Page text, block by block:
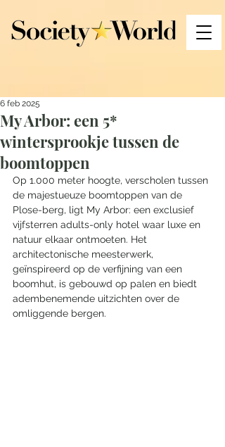
My Arbor: een 5*
wintersprookje tussen de
boomtoppen
6 feb 2025
Op 1.000 meter hoogte, verscholen tussen
de majestueuze boomtoppen van de
Plose-berg, ligt My Arbor: een exclusief
vijfsterren adults-only hotel waar luxe en
natuur elkaar ontmoeten. Het
architectonische meesterwerk,
geïnspireerd op de verfijning van een
boomhut, is gebouwd op palen en biedt
adembenemende uitzichten over de
omliggende bergen.